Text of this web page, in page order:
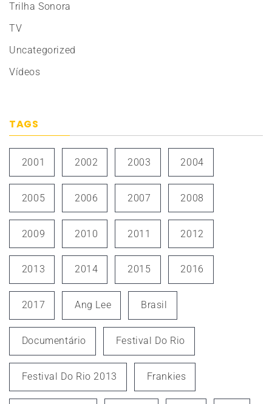
Trilha Sonora
TV
Uncategorized
Vídeos
TAGS
2001 2002 2003 2004
2005 2006 2007 2008
2009 2010 2011 2012
2013 2014 2015 2016
2017 Ang Lee Brasil
Documentário Festival Do Rio
Festival Do Rio 2013 Frankies